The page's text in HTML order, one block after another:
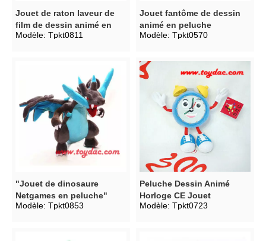
Jouet de raton laveur de
film de dessin animé en
peluche
Modèle: Tpkt0811
Jouet fantôme de dessin
animé en peluche
Modèle: Tpkt0570
"Jouet de dinosaure
Netgames en peluche"
Modèle: Tpkt0853
Peluche Dessin Animé
Horloge CE Jouet
Modèle: Tpkt0723